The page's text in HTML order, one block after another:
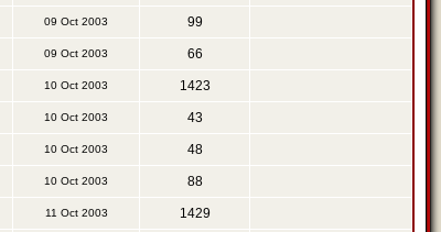
09 Oct 2003 99
09 Oct 2003 66
10 Oct 2003 1423
10 Oct 2003 43
10 Oct 2003 48
10 Oct 2003 88
11 Oct 2003 1429